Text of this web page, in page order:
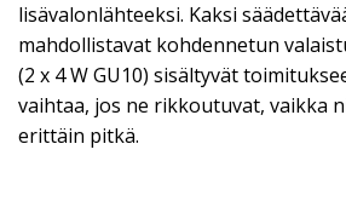
lisävalonlähteeksi. Kaksi
mahdollistavat kohdennetun
(2 x 4 W GU10) sisältyvät
vaihtaa, jos ne rikkoutuvat, vaikka
erittäin pitkä.